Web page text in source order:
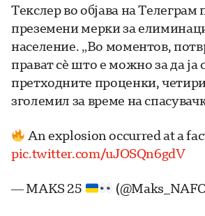
Текслер во објава на
преземени мерки за
население. „Во моментов,
прават сè што е можно за да ја
претходните проценки,
зголемил за време на
An explosion occurred at a
pic.twitter.com/uJOSQn6gdV
— MAKS 25